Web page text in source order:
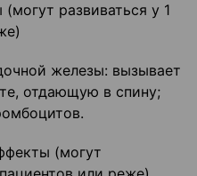
развиваться у 1
железы: вызывает
отдающую в спину;
(могут